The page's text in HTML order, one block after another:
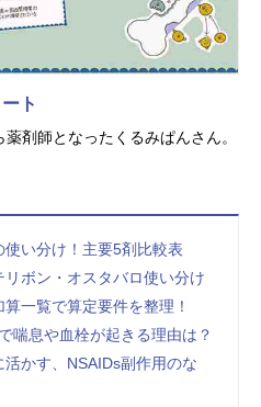
ト
剤師となったくるみぱんさん。
い分け！主要5剤比較表
ボン・オスタバロ使い分け
一覧で算定要件を整理！
喘息や血栓が起きる理由は？
活かす、NSAIDs副作用のな